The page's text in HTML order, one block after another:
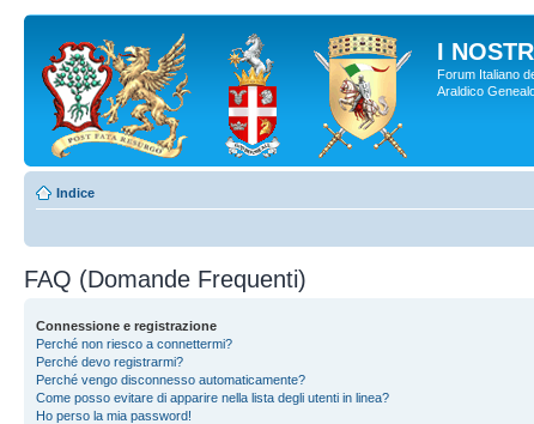
I
Forum Italiano
Araldico
Indice
FAQ (Domande Frequenti)
Connessione e registrazione
Perché non riesco a connettermi?
Perché devo registrarmi?
Perché vengo disconnesso automaticamente?
Come posso evitare di apparire nella lista degli utenti in linea?
Ho perso la mia password!